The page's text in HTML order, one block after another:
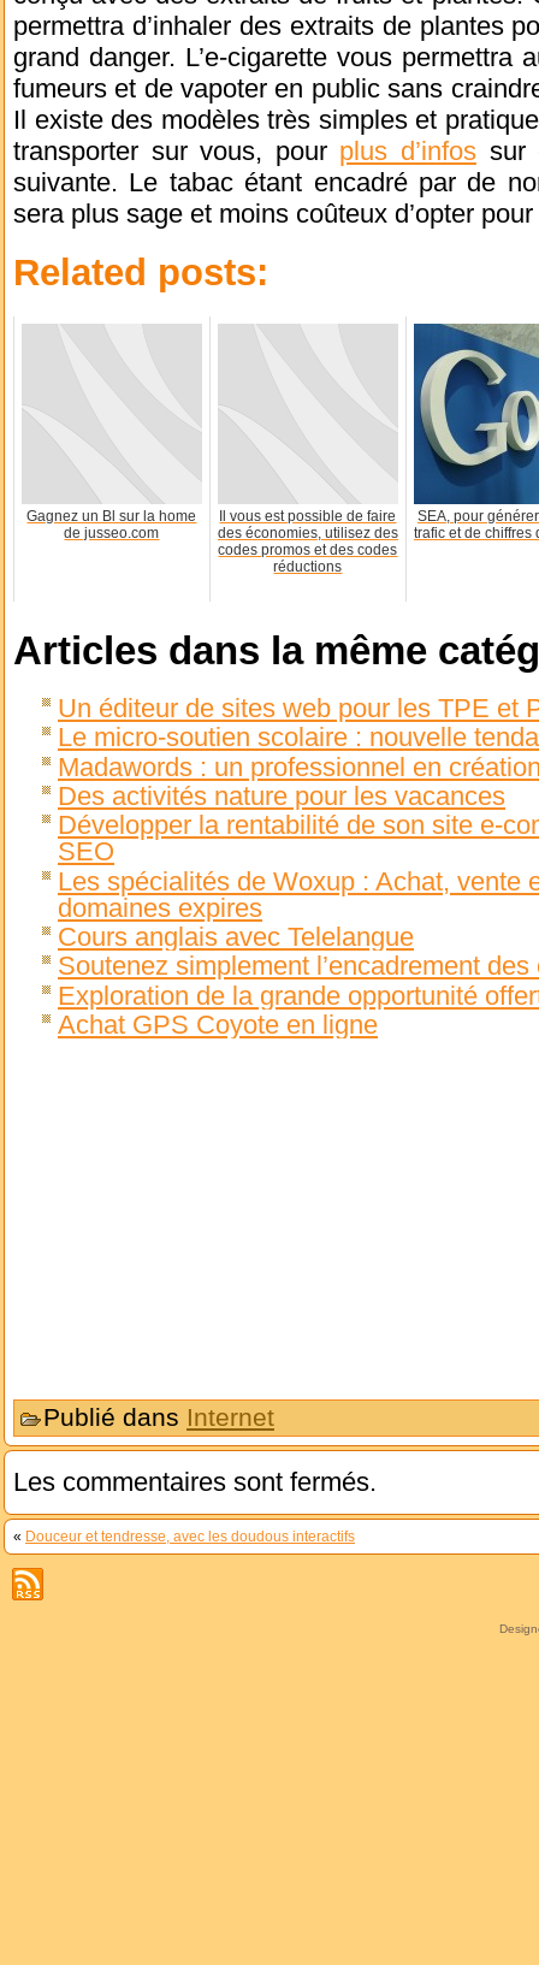
permettra d’inhaler des extraits de plantes
grand danger. L’e-cigarette vous permettra
fumeurs et de vapoter en public sans
Il existe des modèles très simples et
transporter sur vous, pour plus d’infossur
suivante. Le tabac étant encadré par de
sera plus sage et moins coûteux d’opter
Related posts:
Gagnez un Bl sur la home
de jusseo.com
Il vous est possible de faire
des économies, utilisez des
codes promos et des codes
réductions
SEA, pour
trafic et de chiffres
Articles dans la même
Un éditeur de sites web pour les TPE et
Le micro-soutien scolaire : nouvelle
Madawords : un professionnel en
Des activités nature pour les vacances
Développer la rentabilité de son site e-
SEO
Les spécialités de Woxup : Achat, vente
domaines expires
Cours anglais avec Telelangue
Soutenez simplement l’encadrement
Exploration de la grande opportunité
Achat GPS Coyote en ligne
Publié dans Internet
Les commentaires sont fermés.
« Douceur et tendresse, avec les doudous interactifs